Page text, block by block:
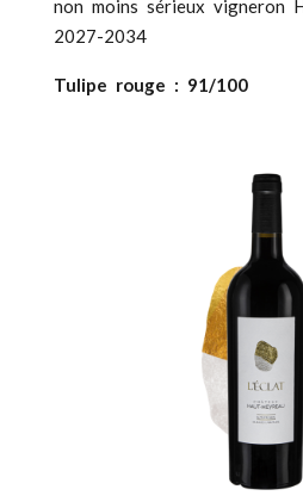
non moins sérieux vigneron
2027-2034
Tulipe rouge : 91/100